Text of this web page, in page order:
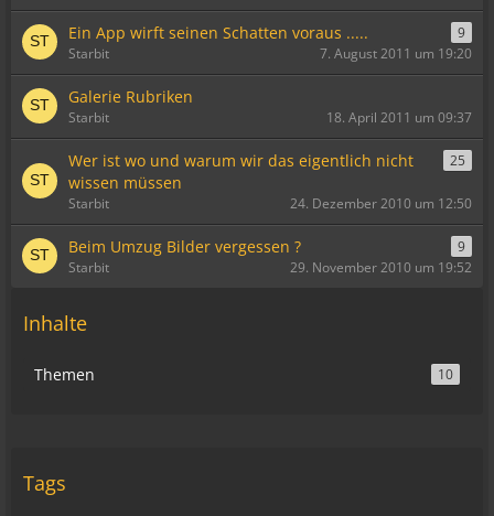
Ein App wirft seinen Schatten voraus .....
9
Starbit
7. August 2011 um 19:20
Galerie Rubriken
Starbit 18. April 2011 um 09:37
Wer ist wo und warum wir das eigentlich nicht
wissen müssen
25
Starbit 24. Dezember 2010 um 12:50
Beim Umzug Bilder vergessen ?
9
Starbit
29. November 2010 um 19:52
Inhalte
Themen 10
Tags